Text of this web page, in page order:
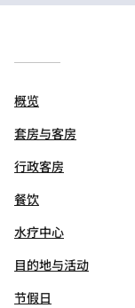
概览
套房与客房
行政客房
餐饮
水疗中心
目的地与活动
节假日